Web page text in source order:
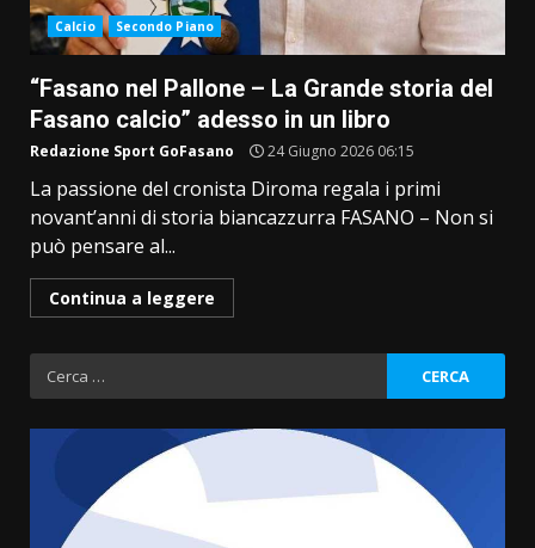
Calcio Secondo Piano
“Fasano nel Pallone – La Grande storia del
Fasano calcio” adesso in un libro
Redazione Sport GoFasano 24 Giugno 2026 06:15
La passione del cronista Diroma regala i primi
novant’anni di storia biancazzurra FASANO – Non si
può pensare al...
Continua a leggere
Ricerca
per: